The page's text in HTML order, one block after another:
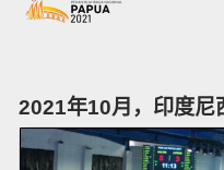
2021年10月，印度尼